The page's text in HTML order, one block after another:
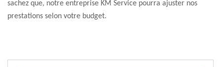
sachez que, notre entreprise KM Service pourra ajuster nos
prestations selon votre budget.